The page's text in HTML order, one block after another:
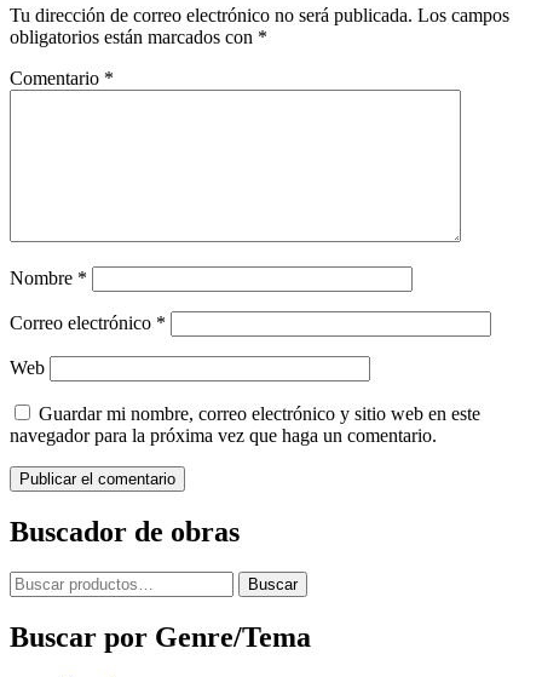
Tu dirección de correo electrónico no será publicada. Los campos
obligatorios están marcados con *
Comentario *
Nombre *
Correo electrónico *
Web
Guardar mi nombre, correo electrónico y sitio web en este
navegador para la próxima vez que haga un comentario.
Buscador de obras
Buscar
por:
Buscar
Buscar por Genre/Tema